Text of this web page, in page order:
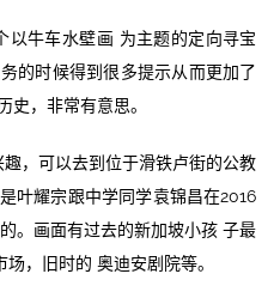
以牛车水壁画 为主题的定向寻宝
的时候得到很多提示从而更加了
史，非常有意思。
，可以去到位于滑铁卢街的公教
叶耀宗跟中学同学袁锦昌在2016
。画面有过去的新加坡小孩 子最
，旧时的 奥迪安剧院等。